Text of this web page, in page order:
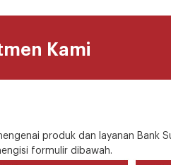
Kami
produk dan layanan
formulir dibawah.